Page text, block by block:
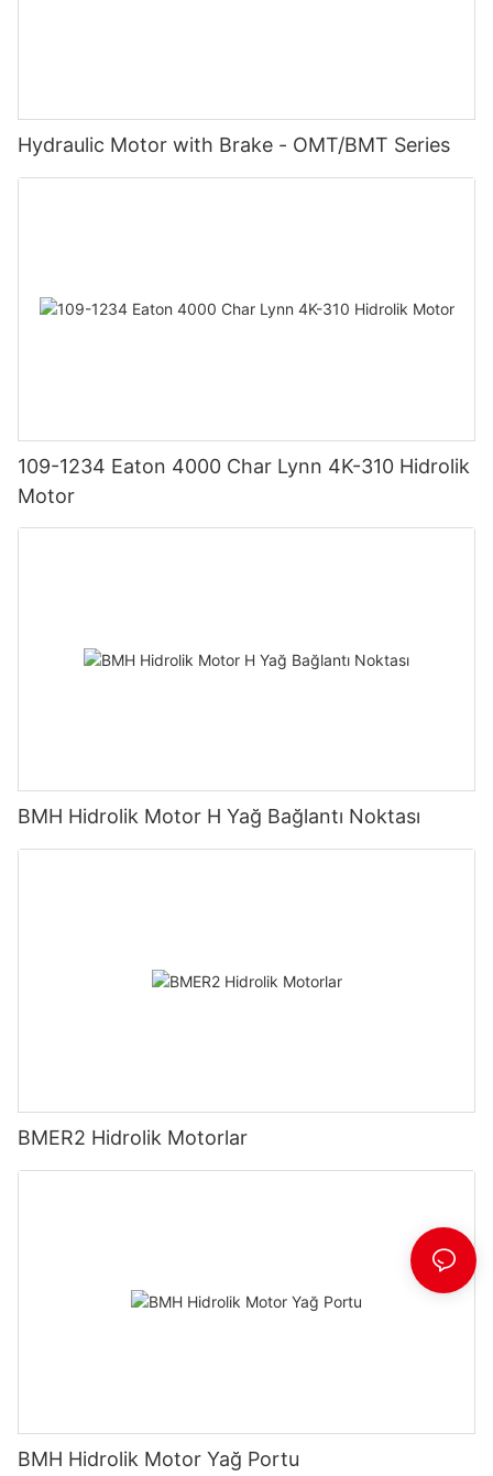
Hydraulic Motor with Brake - OMT/BMT Series
109-1234 Eaton 4000 Char Lynn 4K-310 Hidrolik
Motor
BMH Hidrolik Motor H Yağ Bağlantı Noktası
BMER2 Hidrolik Motorlar
BMH Hidrolik Motor Yağ Portu